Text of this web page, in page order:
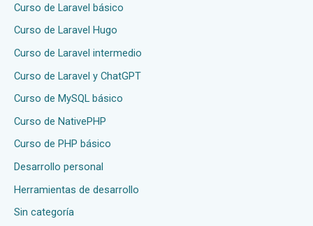
Curso de Laravel básico
Curso de Laravel Hugo
Curso de Laravel intermedio
Curso de Laravel y ChatGPT
Curso de MySQL básico
Curso de NativePHP
Curso de PHP básico
Desarrollo personal
Herramientas de desarrollo
Sin categoría